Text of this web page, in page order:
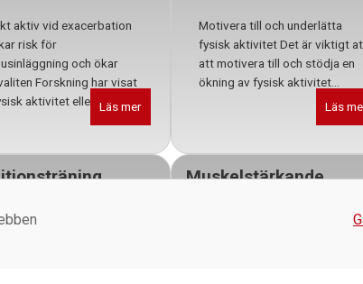
aktiv vid exacerbation
risk för
och ökar
Forskning har visat
aktivitet eller träning
Läs mer
Motivera till och underlätta
fysisk aktivitet Det är viktigt
att motivera till och stödja en
ökning av fysisk aktivitet...
Läs
och minskar andnöd
Muskelstärkande